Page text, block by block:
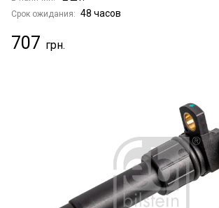
Срок ожидания: 48 часов
707